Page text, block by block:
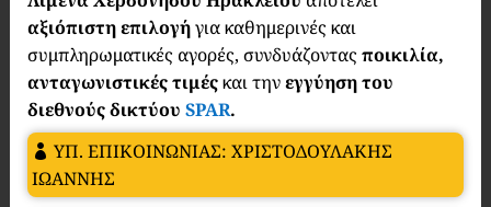
αξιόπιστη επιλογήγια καθημερινές και
συμπληρωματικές αγορές, συνδυάζοντας ποικιλία,
ανταγωνιστικές τιμέςκαι τηνεγγύηση του
διεθνούς δικτύου SPAR.
ΥΠ. ΕΠΙΚΟΙΝΩΝΙΑΣ: ΧΡΙΣΤΟΔΟΥΛΑΚΗΣ
ΙΩΑΝΝΗΣ